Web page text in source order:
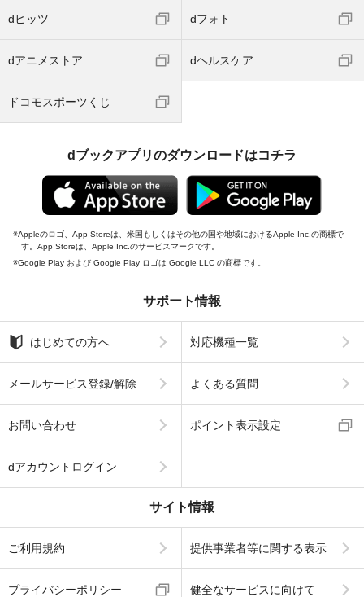
dヒッツ dフォト
dアニメストア dヘルスケア
ドコモスポーツくじ
dブックアプリのダウンロードはコチラ
Appleのロゴ、App Storeは、米国もしくはその他の国や地域におけるApple Inc.の商標で
す。App Storeは、Apple Inc.のサービスマークです。
Google Play および Google Play ロゴは Google LLC の商標です。
サポート情報
はじめての方へ 対応機種一覧
メールサービス登録/解除 よくある質問
お問い合わせ ポイント表示設定
dアカウントログイン
サイト情報
ご利用規約 提供事業者等に関する表示
プライバシーポリシー 健全なサービスに向けて